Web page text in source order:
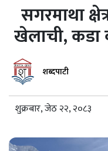
सगरमाथा
खेलाची, कडा
शब्दपाटी
शुक्रबार, जेठ २२, २०८३